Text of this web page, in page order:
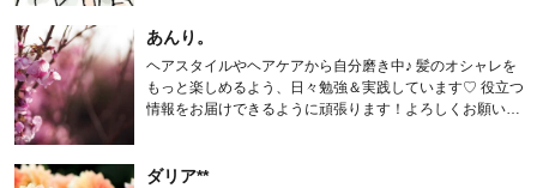
あんり。
ヘアスタイルやヘアケアから自分磨き中♪ 髪のオシャレを
もっと楽しめるよう、日々勉強＆実践しています♡ 役立つ
情報をお届けできるように頑張ります！よろしくお願いし
ダリア**